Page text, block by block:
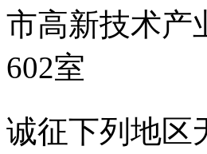
市高新技术产
602室
诚征下列地区